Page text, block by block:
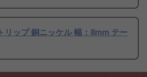
リップ 銅ニッケル 幅：8mm テー